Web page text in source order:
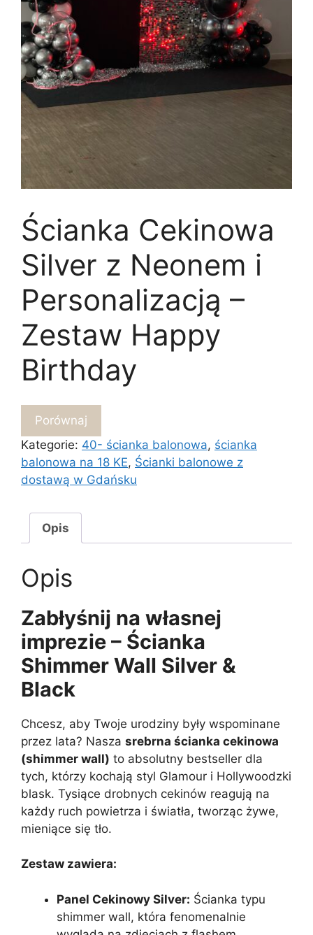
Ścianka Cekinowa
Silver z Neonem i
Personalizacją –
Zestaw Happy
Birthday
Porównaj
Kategorie: 40- ścianka balonowa, ścianka
balonowa na 18 KE, Ścianki balonowe z
dostawą w Gdańsku
Opis
Opis
Zabłyśnij na własnej
imprezie – Ścianka
Shimmer Wall Silver &
Black
Chcesz, aby Twoje urodziny były wspominane
przez lata? Nasza srebrna ścianka cekinowa
(shimmer wall) to absolutny bestseller dla
tych, którzy kochają styl Glamour i Hollywoodzki
blask. Tysiące drobnych cekinów reagują na
każdy ruch powietrza i światła, tworząc żywe,
mieniące się tło.
Zestaw zawiera:
Panel Cekinowy Silver: Ścianka typu
shimmer wall, która fenomenalnie